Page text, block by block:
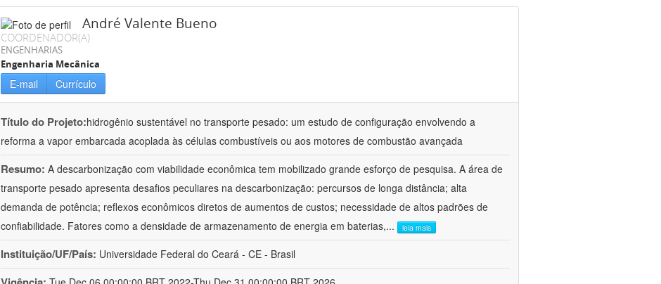
André Valente Bueno
COORDENADOR(A)
ENGENHARIAS
Engenharia Mecânica
E-mail Currículo
Título do Projeto:hidrogênio sustentável no transporte pesado: um estudo de configuração envolvendo a
reforma a vapor embarcada acoplada às células combustíveis ou aos motores de combustão avançada
Resumo: A descarbonização com viabilidade econômica tem mobilizado grande esforço de pesquisa. A área de
transporte pesado apresenta desafios peculiares na descarbonização: percursos de longa distância; alta
demanda de potência; reflexos econômicos diretos de aumentos de custos; necessidade de altos padrões de
confiabilidade. Fatores como a densidade de armazenamento de energia em baterias,... leia mais
Instituição/UF/País: Universidade Federal do Ceará - CE - Brasil